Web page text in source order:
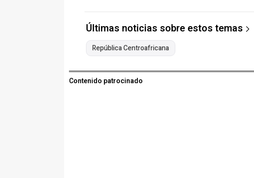
Últimas noticias sobre estos temas
República Centroafricana
Contenido patrocinado